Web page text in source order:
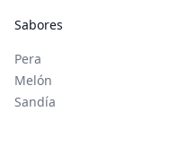
Sabores
Pera
Melón
Sandía